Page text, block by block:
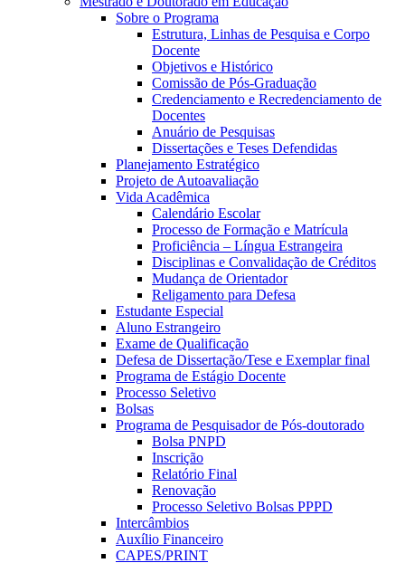
Sobre o Programa
Estrutura, Linhas de Pesquisa e Corpo
Docente
Objetivos e Histórico
Comissão de Pós-Graduação
Credenciamento e Recredenciamento de
Docentes
Anuário de Pesquisas
Dissertações e Teses Defendidas
Planejamento Estratégico
Projeto de Autoavaliação
Vida Acadêmica
Calendário Escolar
Processo de Formação e Matrícula
Proficiência – Língua Estrangeira
Disciplinas e Convalidação de Créditos
Mudança de Orientador
Religamento para Defesa
Estudante Especial
Aluno Estrangeiro
Exame de Qualificação
Defesa de Dissertação/Tese e Exemplar final
Programa de Estágio Docente
Processo Seletivo
Bolsas
Programa de Pesquisador de Pós-doutorado
Bolsa PNPD
Inscrição
Relatório Final
Renovação
Processo Seletivo Bolsas PPPD
Intercâmbios
Auxílio Financeiro
CAPES/PRINT